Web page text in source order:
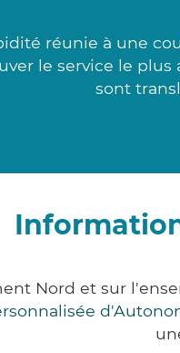
réunie à une
le service le plus
sont
Nord et sur